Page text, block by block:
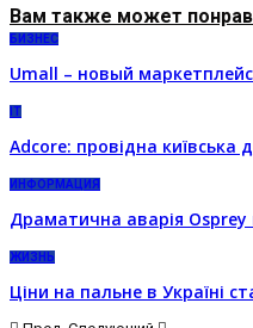
Вам также может
БИЗНЕС
Umall – новый
Adcore: провідна
ИНФОРМАЦИЯ
Драматична аварія Osprey
ЖИЗНЬ
Ціни на пальне в Україні